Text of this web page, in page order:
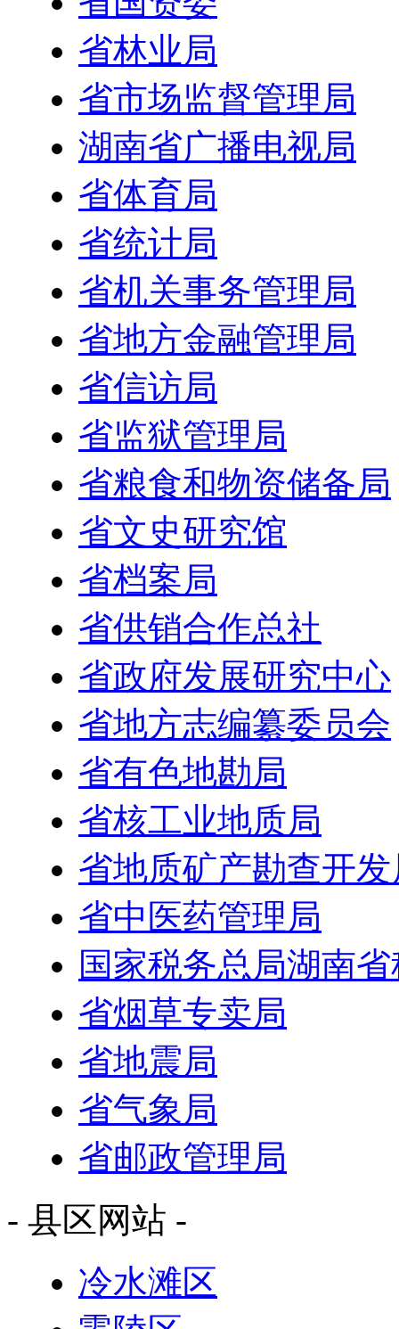
省林业局
省市场监督管理局
湖南省广播电视局
省体育局
省统计局
省机关事务管理局
省地方金融管理局
省信访局
省监狱管理局
省粮食和物资储备局
省文史研究馆
省档案局
省供销合作总社
省政府发展研究中心
省地方志编纂委员会
省有色地勘局
省核工业地质局
省地质矿产勘查开发
省中医药管理局
国家税务总局湖南
省烟草专卖局
省地震局
省气象局
省邮政管理局
- 县区网站 -
冷水滩区